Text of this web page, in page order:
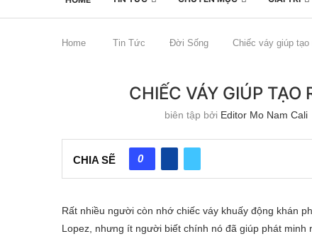
Home Tin Tức Đời Sống Chiếc váy giúp tạo
CHIẾC VÁY GIÚP TẠO
biên tập bởi Editor Mo Nam Cali
CHIA SẼ 0
Rất nhiều người còn nhớ chiếc váy khuấy động khán
Lopez, nhưng ít người biết chính nó đã giúp phát minh